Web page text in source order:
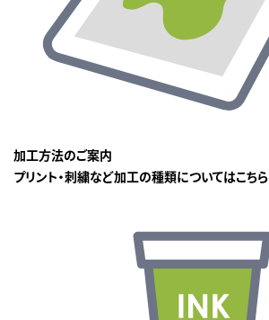
加工方法のご案内
プリント・刺繍など加工の種類についてはこちら